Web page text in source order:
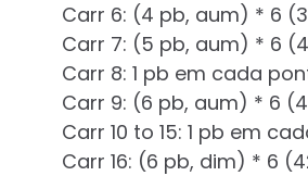
Carr 6: (4 pb, aum) * 6
Carr 7: (5 pb, aum) * 6
Carr 8: 1 pb em cada
Carr 9: (6 pb, aum) * 6
Carr 10 to 15: 1 pb em
Carr 16: (6 pb, dim) * 6